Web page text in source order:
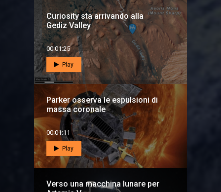
Curiosity sta arrivando alla
Gediz Valley
00:01:25
Play
Parker osserva le espulsioni di
massa coronale
00:01:11
Play
Verso una macchina lunare per